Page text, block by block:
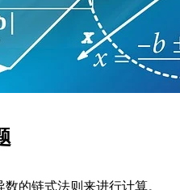
的链式法则来进行计算。